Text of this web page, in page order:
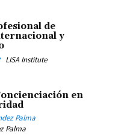
de
y
LISA Institute
en
Palma